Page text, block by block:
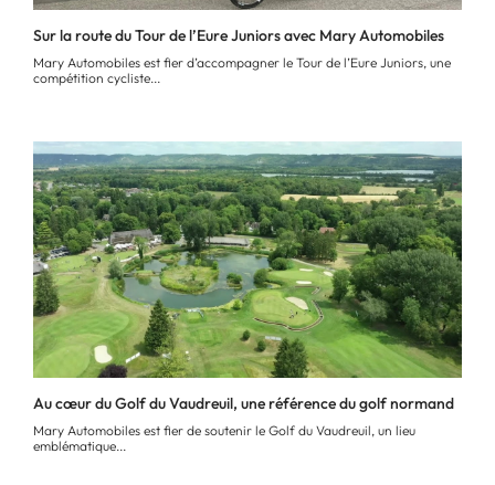
Sur la route du Tour de l’Eure Juniors avec Mary Automobiles
Mary Automobiles est fier d’accompagner le Tour de l’Eure Juniors, une
compétition cycliste...
Au cœur du Golf du Vaudreuil, une référence du golf normand
Mary Automobiles est fier de soutenir le Golf du Vaudreuil, un lieu
emblématique...